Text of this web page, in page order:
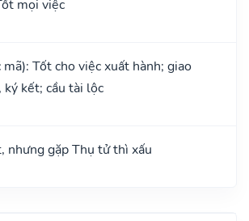
mọi việc
Tốt cho việc xuất hành; giao
ký kết; cầu tài lộc
nhưng gặp Thụ tử thì xấu